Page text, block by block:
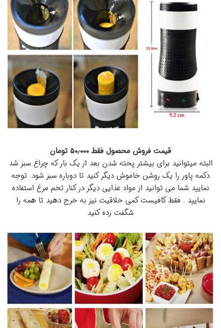
قیمت فروش محصول فقط ۵۰٫۰۰۰ تومان
البته میتوانید برای بیشتر پخته شدن بعد از یک بار که چراغ سبز شد
دکمه پاور را یک روشن خاموش دیگر کنید تا دوباره سبز شود. توجه
نمایید شما می توانید از مواد غذایی دیگر در کنار تخم مرغ استفاده
نمایید . فقط کافیست کمی خلاقیت نیز به خرج دهید تا همه را
شگفت زده کنید